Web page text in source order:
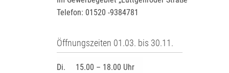
Telefon: 01520 -9384781
Öffnungszeiten 01.03. bis 30.11.
Di. 15.00 – 18.00 Uhr